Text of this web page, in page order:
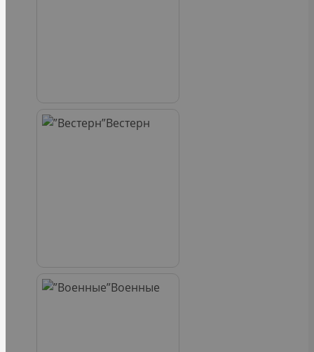
Вестерн
Военные